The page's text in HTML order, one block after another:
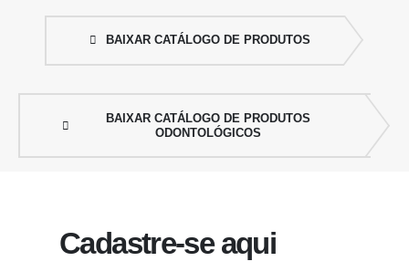
BAIXAR CATÁLOGO DE PRODUTOS
BAIXAR CATÁLOGO DE PRODUTOS
ODONTOLÓGICOS
Cadastre-se aqui